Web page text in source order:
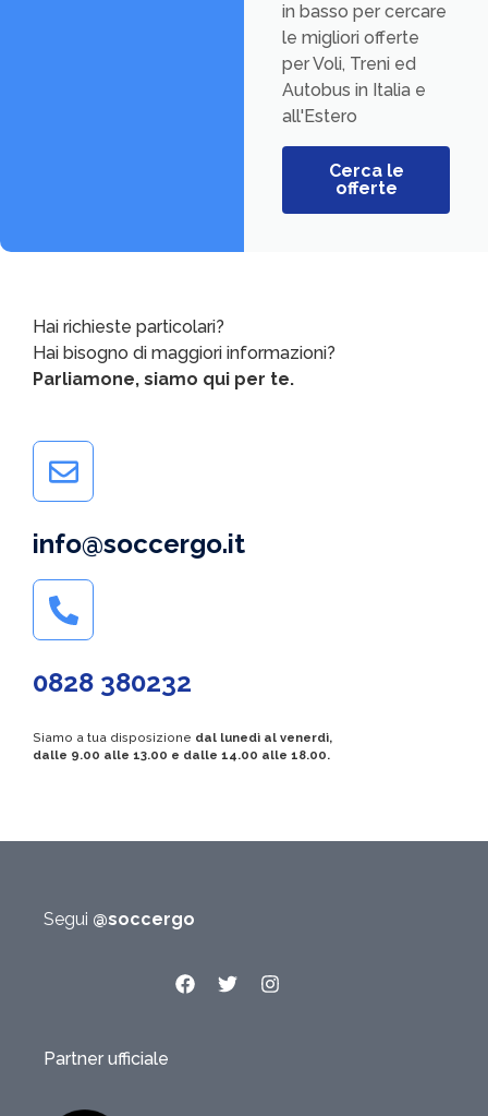
in basso per cercare
le migliori offerte
per Voli, Treni ed
Autobus in Italia e
all'Estero
Cerca le
offerte
Hai richieste particolari?
Hai bisogno di maggiori informazioni?
Parliamone, siamo qui per te.
info@soccergo.it
0828 380232
Siamo a tua disposizione dal lunedì al venerdì,
dalle 9.00 alle 13.00 e dalle 14.00 alle 18.00.
Segui @soccergo
Partner ufficiale